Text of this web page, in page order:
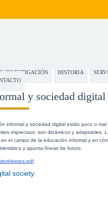
INVESTIGACIÓN HISTORIA
y sociedad digital
informal y sociedad digital están poco o
imprecisos: son dinámicos y adaptables.
el campo de la educación informal y en
y apunta líneas de futuro.
reptes.pdf
society